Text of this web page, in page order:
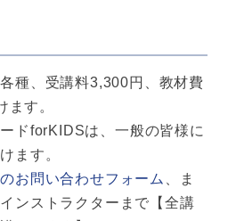
種、受講料3,300円、教材費
ます。
ドforKIDSは、一般の皆様に
ます。
お問い合わせフォーム
、ま
ンストラクターまで 【全講